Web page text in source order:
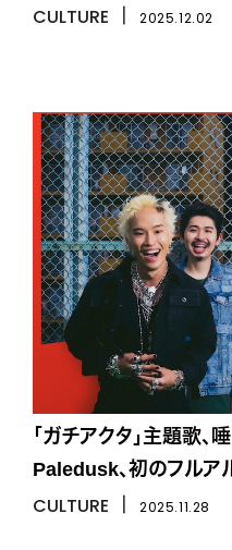
CULTURE 2025.12.02
「ガチアクタ」主題歌、
Paledusk、初のフルア
CULTURE 2025.11.28